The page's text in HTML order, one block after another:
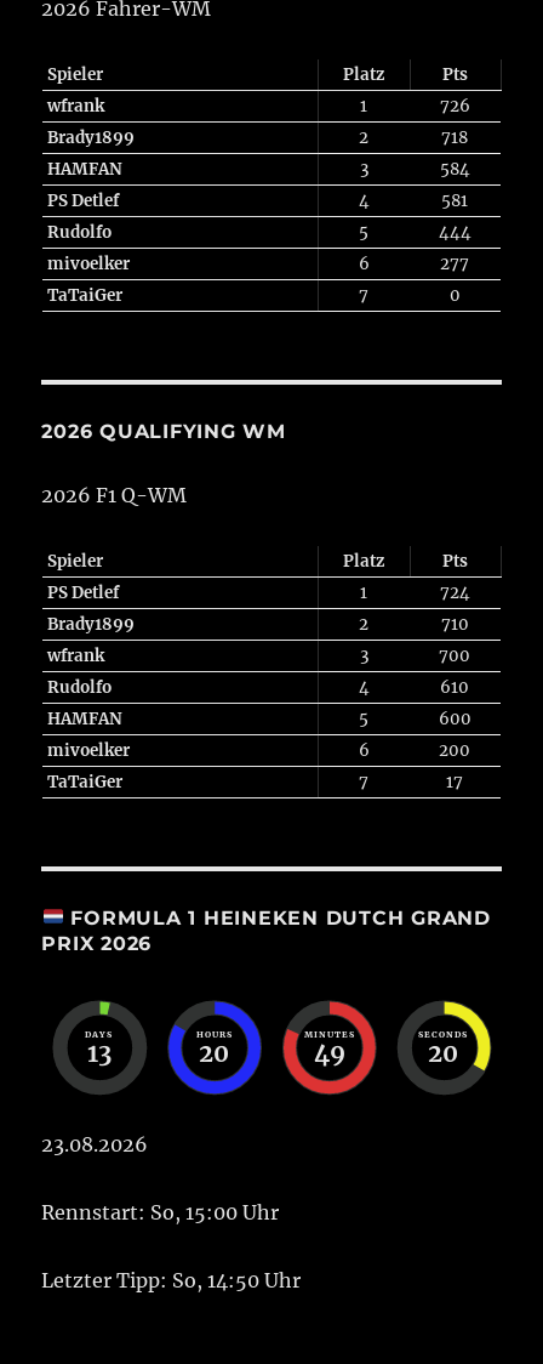
2026 Fahrer-WM
Spieler Platz
Pts
wfrank
1
726
Brady1899
2
718
HAMFAN
3
584
PS Detlef
4
581
Rudolfo
5
444
mivoelker
6
277
TaTaiGer
7 0
2026 QUALIFYING WM
2026 F1 Q-WM
Spieler Platz
Pts
PS Detlef
1
724
Brady1899
2
710
wfrank
3
700
Rudolfo
4
610
HAMFAN
5
600
mivoelker
6
200
TaTaiGer
7 17
FORMULA 1 HEINEKEN DUTCH GRAND
PRIX 2026
DAYS
13
HOURS
20
MINUTES
49
SECONDS
19
23.08.2026
Rennstart: So, 15:00 Uhr
Letzter Tipp: So, 14:50 Uhr